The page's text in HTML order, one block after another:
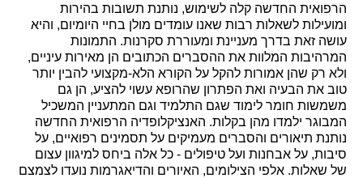
הרפואית החדשה קלה לשימוש, נותנת תשובות בהירות
ומועילות לשאלות רבות שאנו עומדים מולן בחיי היומיום, והיא
עושה זאת בדרך מעניינת ומעוררת סקרנות. התמונות
המרהיבות המלוות את ההסברים הכתובים הן מאירות עיניים,
ולא רק שהן אמורות להקל על הקורא הלא-מקצועי להבין יותר
טוב את הבעיה ואת הפתרון שהרופא עשוי להציע, הן גם
משמשות חומר לימוד שגם התלמיד וגם המתעניין המשכיל
המבוגר ילמדו מהן בקלות. האנציקלופדיה הרפואית החדשה
נותנת תיאורים והסברים מעמיקים על תסמינים רפואיים, על
סיבות, על אבחנות ועל טיפולים - כל אלה ביחס למיגוון עצום
של שאלות. אלפי הצילומים, האיורים והדיאגרמות נועדו לצמצם